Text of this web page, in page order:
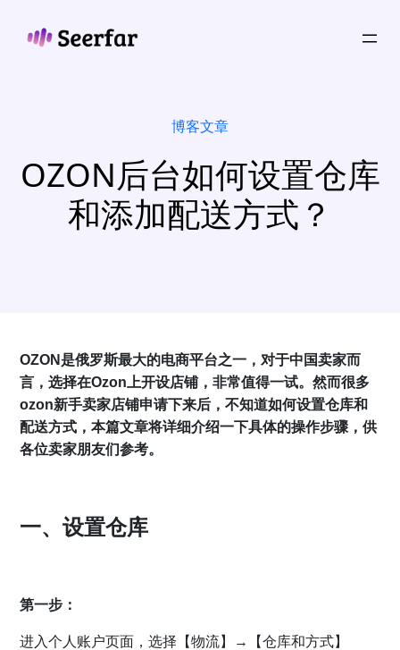
博客文章
OZON后台如何设置仓库
和添加配送方式？
OZON是俄罗斯最大的电商平台之一，对于中国卖家而
言，选择在Ozon上开设店铺，非常值得一试。然而很多
ozon新手卖家店铺申请下来后，不知道如何设置仓库和
配送方式，本篇文章将详细介绍一下具体的操作步骤，供
各位卖家朋友们参考。
一、设置仓库
第一步：
进入个人账户页面，选择【物流】→【仓库和方式】